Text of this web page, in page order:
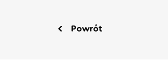
Powrót